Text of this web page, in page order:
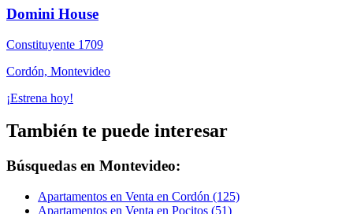
Domini House
Constituyente 1709
Cordón, Montevideo
¡Estrena hoy!
También te puede interesar
Búsquedas en Montevideo:
Apartamentos en Venta en Cordón (125)
Apartamentos en Venta en Pocitos (51)